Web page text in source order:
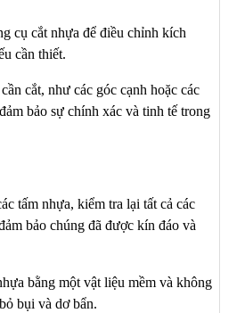
cụ cắt nhựa để điều chỉnh kích
cần thiết.
cắt, như các góc cạnh hoặc các
bảo sự chính xác và tinh tế trong
tấm nhựa, kiểm tra lại tất cả các
bảo chúng đã được kín đáo và
bằng một vật liệu mềm và không
bụi và dơ bẩn.